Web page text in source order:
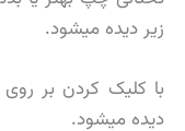
زیر دیده میشود.
با کلیک کردن بر روی
دیده میشود.